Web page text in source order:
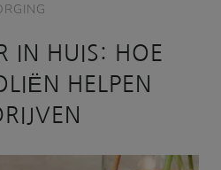
IN HUIS: HOE
HELPEN